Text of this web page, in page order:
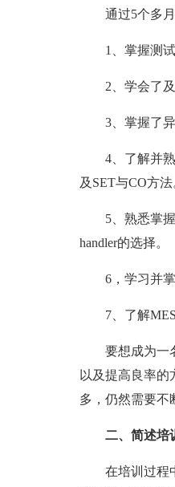
通过5个多
1、掌握测
2、学会了
3、掌握了
4、了解并
及SET与CO方法
5、熟悉掌
handler的选择。
6，学习并
7、了解
要想成为一
以及提高良率
多，仍然需要不
二、简述培
在培训过程